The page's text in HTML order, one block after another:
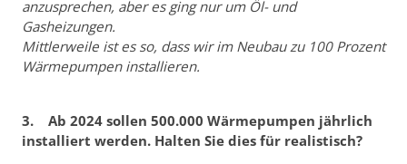
anzusprechen, aber es ging nur um Öl- und
Gasheizungen.
Mittlerweile ist es so, dass wir im Neubau zu 100 Prozent
Wärmepumpen installieren.
3. Ab 2024 sollen 500.000 Wärmepumpen jährlich
installiert werden. Halten Sie dies für realistisch?